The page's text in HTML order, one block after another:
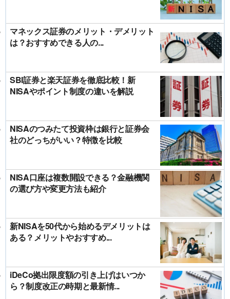
マネックス証券のメリット・デメリット
は？おすすめできる人の...
SBI証券と楽天証券を徹底比較！新
NISAやポイント制度の違いを解説
NISAのつみたて投資枠は銀行と証券会
社のどっちがいい？特徴を比較
NISA口座は複数開設できる？金融機関
の選び方や変更方法も紹介
新NISAを50代から始めるデメリットは
ある？メリットやおすすめ...
iDeCo拠出限度額の引き上げはいつか
ら？制度改正の時期と最新情...